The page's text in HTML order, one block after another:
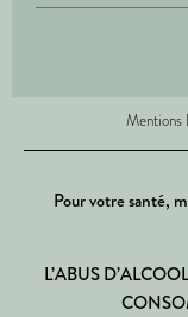
Mentions
Pour votre santé,
L’ABUS